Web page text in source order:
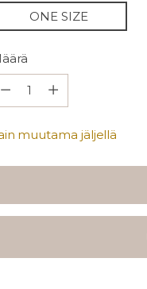
ONE SIZE
muutama jäljellä